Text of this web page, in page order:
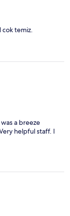
cok temiz.
a breeze
helpful staff. I